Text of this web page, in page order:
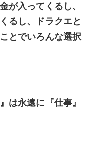
が入ってくるし、
るし、ドラクエと
とでいろんな選択
は永遠に『仕事』